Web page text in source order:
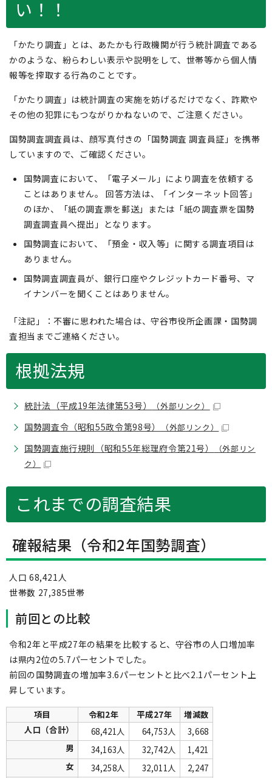
い！！
「かたり調査」とは、あたかも行政機関が行う統計調査である
かのような、紛らわしい表示や説明をして、世帯等から個人情
報等を搾取する行為のことです。
「かたり調査」は統計調査の実施を妨げるだけでなく、詐欺や
その他の犯罪にもつながりかねないので、ご注意ください。
国勢調査調査員は、顔写真付きの「国勢調査 調査員証」を携帯
していますので、ご確認ください。
国勢調査において、「電子メール」により調査を依頼する
ことはありません。 回答方法は、「インターネット回答」
のほか、「紙の調査票を郵送」または「紙の調査票を国勢
調査調査員へ提出」となります。
国勢調査において、「預金・収入等」に関する調査項目は
ありません。
国勢調査調査員が、銀行口座やクレジットカード番号、マ
イナンバーを聞くことはありません。
「注記」：不審に思われた場合は、守谷市役所企画課・国勢調
査担当までご連絡ください。
根拠法規
統計法（平成19年法律第53号） （外部リンク）
国勢調査令（昭和55政令第98号） （外部リンク）
国勢調査施行規則（昭和55年総理府令第21号）
（外部リン
ク）
これまでの調査結果
確報結果（令和2年国勢調査）
人口 68,421人
世帯数 27,385世帯
前回との比較
令和2年と平成27年の結果を比較すると、守谷市の人口増加率
は県内2位の5.7パーセントでした。
前回の国勢調査の増加率3.6パーセントと比べ2.1パーセント上
昇しています。
項目 令和2年 平成27年
増減数
人口（合計）
68,421人 64,753人
3,668
男
34,163人 32,742人
1,421
女
34,258人 32,011人
2,247